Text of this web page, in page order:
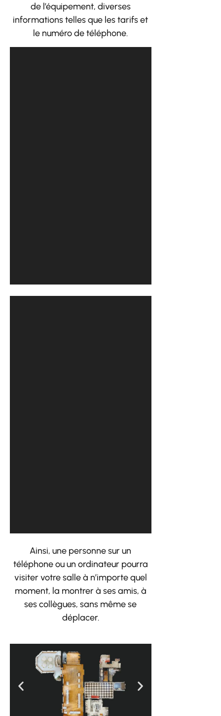
de l’équipement, diverses
informations telles que les tarifs et
le numéro de téléphone.
Ainsi, une personne sur un
téléphone ou un ordinateur pourra
visiter votre salle à n’importe quel
moment, la montrer à ses amis, à
ses collègues, sans même se
déplacer.